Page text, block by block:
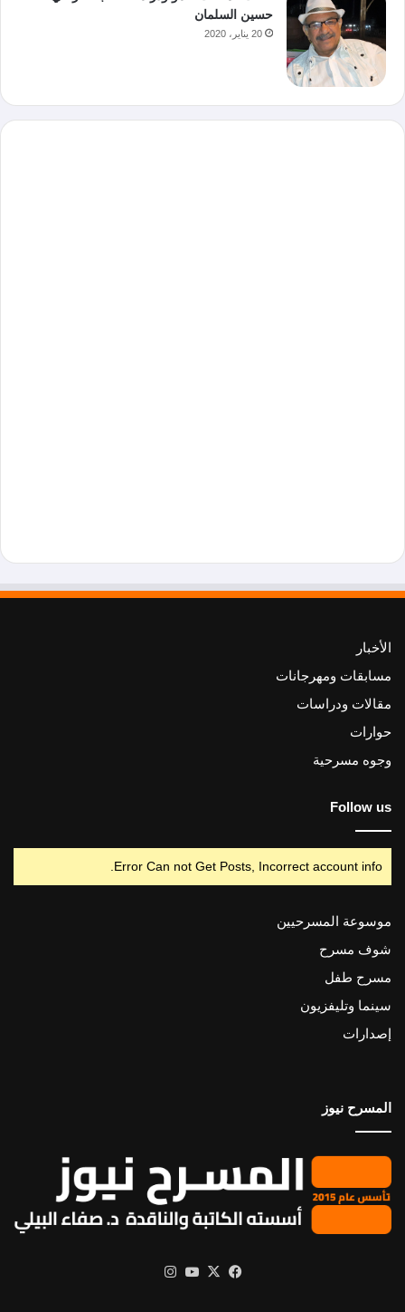
حسين السلمان
20 يناير، 2020
الأخبار
مسابقات ومهرجانات
مقالات ودراسات
حوارات
وجوه مسرحية
Follow us
Error Can not Get Posts, Incorrect account info.
موسوعة المسرحيين
شوف مسرح
مسرح طفل
سينما وتليفزيون
إصدارات
المسرح نيوز
فيسبوك
X يوتيوب